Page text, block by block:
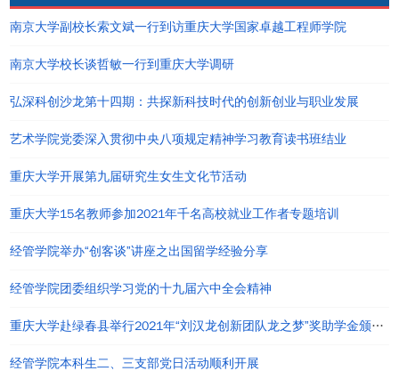
南京大学副校长索文斌一行到访重庆大学国家卓越工程师学院
南京大学校长谈哲敏一行到重庆大学调研
弘深科创沙龙第十四期：共探新科技时代的创新创业与职业发展
艺术学院党委深入贯彻中央八项规定精神学习教育读书班结业
重庆大学开展第九届研究生女生文化节活动
重庆大学15名教师参加2021年千名高校就业工作者专题培训
经管学院举办“创客谈”讲座之出国留学经验分享
经管学院团委组织学习党的十九届六中全会精神
重庆大学赴绿春县举行2021年“刘汉龙创新团队龙之梦”奖助学金颁发仪式
经管学院本科生二、三支部党日活动顺利开展